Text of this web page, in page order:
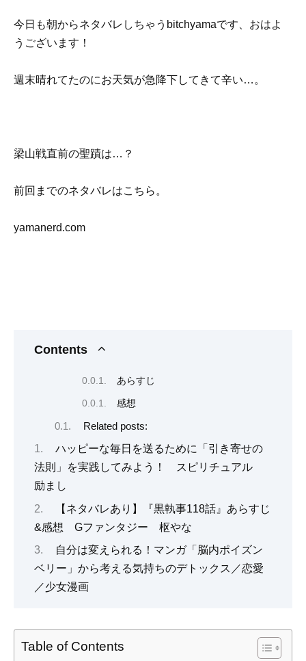
今日も朝からネタバレしちゃうbitchyamaです、おはよ
うございます！
週末晴れてたのにお天気が急降下してきて辛い…。
梁山戦直前の聖蹟は…？
前回までのネタバレはこちら。
yamanerd.com
Contents
あらすじ
感想
Related posts:
ハッピーな毎日を送るために「引き寄せの
法則」を実践してみよう！ スピリチュアル
励まし
【ネタバレあり】『黒執事118話』あらすじ
&感想 Gファンタジー 枢やな
自分は変えられる！マンガ「脳内ポイズン
ベリー」から考える気持ちのデトックス／恋愛
／少女漫画
Table of Contents